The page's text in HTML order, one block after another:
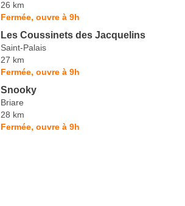
26 km
Fermée, ouvre à 9h
Les Coussinets des Jacquelins
Saint-Palais
27 km
Fermée, ouvre à 9h
Snooky
Briare
28 km
Fermée, ouvre à 9h